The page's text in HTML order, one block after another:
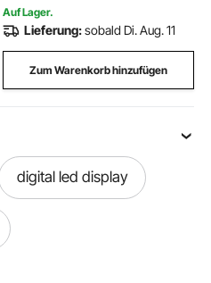
Auf Lager.
Lieferung:sobald Di. Aug. 11
Zum Warenkorb hinzufügen
digital led display